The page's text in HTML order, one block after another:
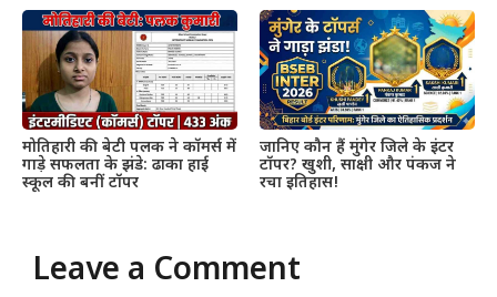
मोतिहारी की बेटी पलक ने कॉमर्स में
गाड़े सफलता के झंडे: ढाका हाई
स्कूल की बनीं टॉपर
जानिए कौन हैं मुंगेर जिले के इंटर
टॉपर? खुशी, साक्षी और पंकज ने
रचा इतिहास!
Leave a Comment